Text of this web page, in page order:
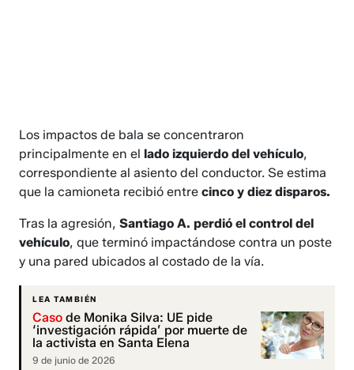
Los impactos de bala se concentraron
principalmente en el lado izquierdo del vehículo,
correspondiente al asiento del conductor. Se estima
que la camioneta recibió entre cinco y diez disparos.
Tras la agresión,Santiago A. perdió el control del
vehículo, que terminó impactándose contra un poste
y una pared ubicados al costado de la vía.
LEA TAMBIÉN
Caso de Monika Silva: UE pide
‘investigación rápida’ por muerte de
la activista en Santa Elena
9 de junio de 2026